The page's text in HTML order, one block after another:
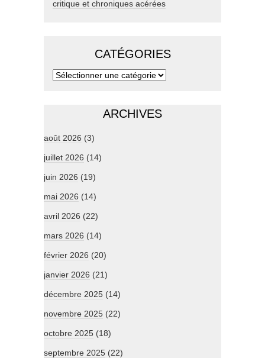
critique et chroniques acérées
CATÉGORIES
ARCHIVES
août 2026 (3)
juillet 2026 (14)
juin 2026 (19)
mai 2026 (14)
avril 2026 (22)
mars 2026 (14)
février 2026 (20)
janvier 2026 (21)
décembre 2025 (14)
novembre 2025 (22)
octobre 2025 (18)
septembre 2025 (22)